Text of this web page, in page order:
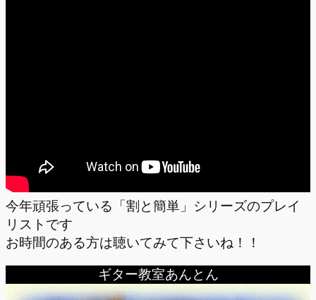
今年頑張っている「割と簡単」シリーズのプレイ
リストです
お時間のある方は聴いてみて下さいね！！
ギター教室あんとん